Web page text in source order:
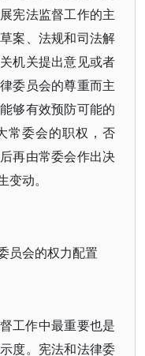
宪法监督工作的主
案、法规和司法解
机关提出意见或者
委员会的尊重而主
够有效预防可能的
常委会的职权，否
再由常委会作出决
动。
员会的权力配置
工作中最重要也是
度。宪法和法律委